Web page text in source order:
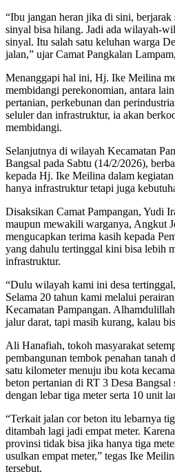
“Ibu jangan heran jika di sini, berjarak
sinyal bisa hilang. Jadi ada wilayah-
sinyal. Itu salah satu keluhan warga
jalan,” ujar Camat Pangkalan
Menanggapi hal ini, Hj. Ike Meilina
membidangi perekonomian, antara
pertanian, perkebunan dan
seluler dan infrastruktur, ia akan
membidangi.
Selanjutnya di wilayah Kecamatan
Bangsal pada Sabtu (14/2/2026),
kepada Hj. Ike Meilina dalam kegiatan
hanya infrastruktur tetapi juga
Disaksikan Camat Pampangan, Yudi
maupun mewakili warganya, Angkut
mengucapkan terima kasih kepada
yang dahulu tertinggal kini bisa lebih
infrastruktur.
“Dulu wilayah kami ini desa
Selama 20 tahun kami melalui
Kecamatan Pampangan.
jalur darat, tapi masih kurang, kalau
Ali Hanafiah, tokoh masyarakat
pembangunan tembok penahan tanah
satu kilometer menuju ibu kota
beton pertanian di RT 3 Desa Bangsal
dengan lebar tiga meter serta 10 unit
“Terkait jalan cor beton itu lebarnya
ditambah lagi jadi empat meter.
provinsi tidak bisa jika hanya tiga
usulkan empat meter,” tegas Ike
tersebut.